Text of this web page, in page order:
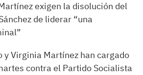
exigen la disolución del
de liderar “una
y Virginia Martínez han cargado
contra el Partido Socialista